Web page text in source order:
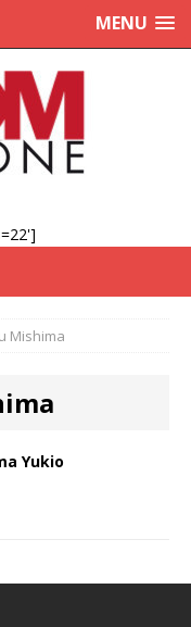
MENU
Mishima
Yukio